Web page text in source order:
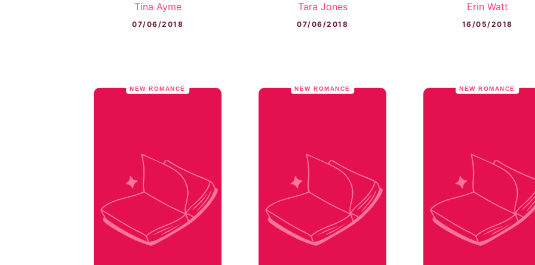
Tina Ayme
07/06/2018
Tara Jones
07/06/2018
Erin Watt
16/05/2018
NEW ROMANCE NEW ROMANCE NEW ROMANCE